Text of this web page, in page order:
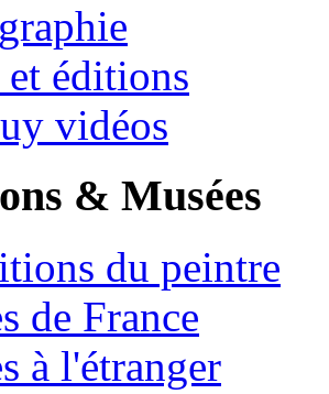
éditions
vidéos
& Musées
du peintre
de France
à l'étranger